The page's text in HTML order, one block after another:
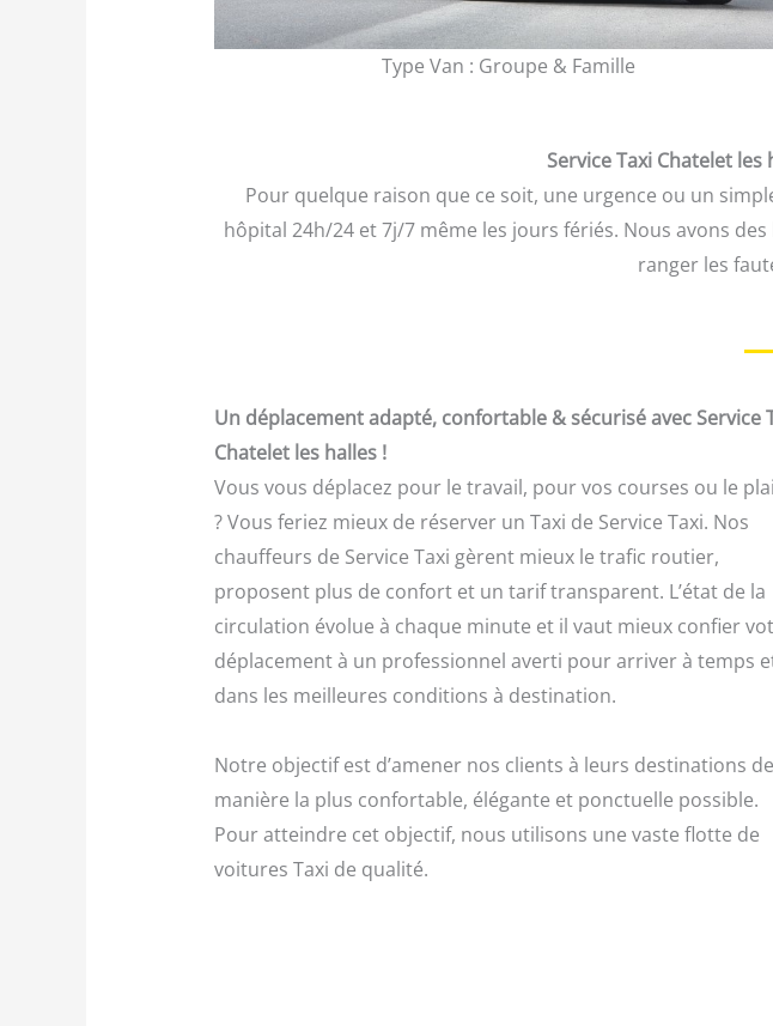
Type Van : Groupe & Famille
Service Taxi Chatelet
Pour quelque raison que ce soit, une urgence ou un
hôpital 24h/24 et 7j/7 même les jours fériés. Nous avons
ranger les
Un déplacement adapté, confortable & sécurisé avec Service
Chatelet les halles !
Vous vous déplacez pour le travail, pour vos courses ou le
? Vous feriez mieux de réserver un Taxi de Service Taxi. Nos
chauffeurs de Service Taxi gèrent mieux le trafic routier,
proposent plus de confort et un tarif transparent. L’état de la
circulation évolue à chaque minute et il vaut mieux confier
déplacement à un professionnel averti pour arriver à temps
dans les meilleures conditions à destination.
Notre objectif est d’amener nos clients à leurs destinations
manière la plus confortable, élégante et ponctuelle possible.
Pour atteindre cet objectif, nous utilisons une vaste flotte de
voitures Taxi de qualité.